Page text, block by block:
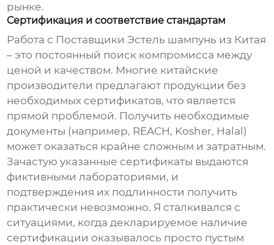
рынке.
Сертификация и соответствие стандартам
Работа с Поставщики Эстель шампунь из Китая
– это постоянный поиск компромисса между
ценой и качеством. Многие китайские
производители предлагают продукции без
необходимых сертификатов, что является
прямой проблемой. Получить необходимые
документы (например, REACH, Kosher, Halal)
может оказаться крайне сложным и затратным.
Зачастую указанные сертификаты выдаются
фиктивными лабораториями, и
подтверждения их подлинности получить
практически невозможно. Я сталкивался с
ситуациями, когда декларируемое наличие
сертификации оказывалось просто пустым